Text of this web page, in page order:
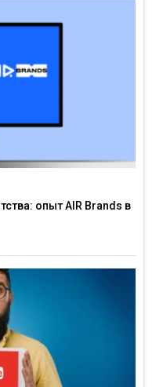
опыт AIR Brands в